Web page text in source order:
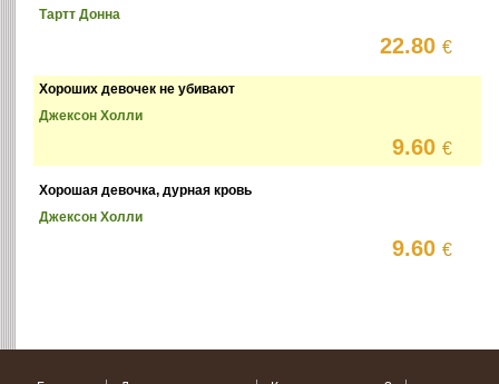
Тартт Донна
22.80€
Хороших девочек не убивают
Джексон Холли
9.60€
Хорошая девочка, дурная кровь
Джексон Холли
9.60€